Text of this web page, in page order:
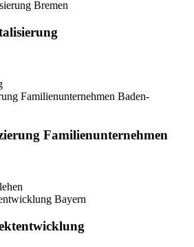
Familienunternehmen